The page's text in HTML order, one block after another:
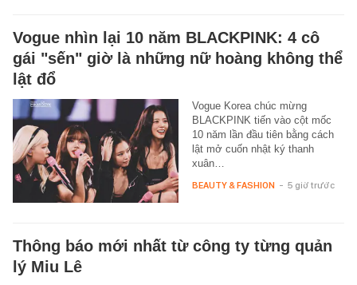
Vogue nhìn lại 10 năm BLACKPINK: 4 cô
gái "sến" giờ là những nữ hoàng không thể
lật đổ
Vogue Korea chúc mừng
BLACKPINK tiến vào cột mốc
10 năm lần đầu tiên bằng cách
lật mở cuốn nhật ký thanh
xuân…
BEAUTY & FASHION - 5 giờ trước
Thông báo mới nhất từ công ty từng quản
lý Miu Lê